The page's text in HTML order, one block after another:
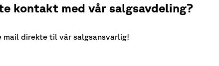
kontakt med vår salgsavdeling?
mail direkte til vår salgsansvarlig!